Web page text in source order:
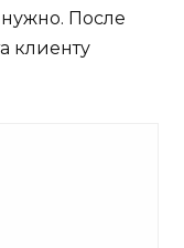
После
клиенту